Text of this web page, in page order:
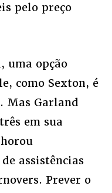
pelo preço
uma opção
como Sexton, é
Mas Garland
em sua
assistências
Prever o